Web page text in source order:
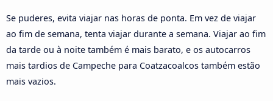
Se puderes, evita viajar nas horas de ponta. Em vez de viajar
ao fim de semana, tenta viajar durante a semana. Viajar ao fim
da tarde ou à noite também é mais barato, e os autocarros
mais tardios de Campeche para Coatzacoalcos também estão
mais vazios.